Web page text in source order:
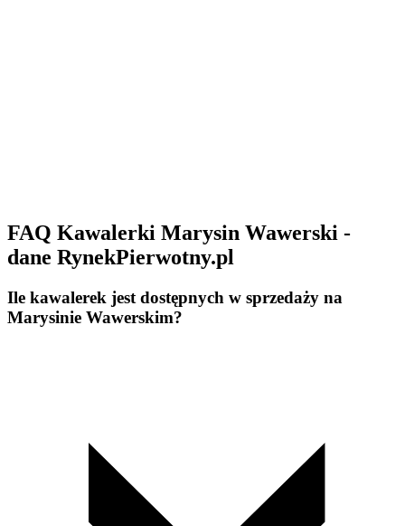
FAQ Kawalerki Marysin Wawerski -
dane RynekPierwotny.pl
Ile kawalerek jest dostępnych w sprzedaży na
Marysinie Wawerskim?